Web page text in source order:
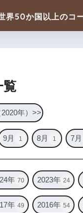
覧
年）>>
9月 1 8月 1 7月
年 70 2023年 24
年 49 2016年 54